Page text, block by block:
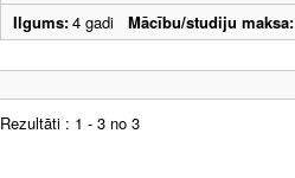
Ilgums:4 gadi Mācību/studiju maksa:
Rezultāti : 1 - 3 no 3